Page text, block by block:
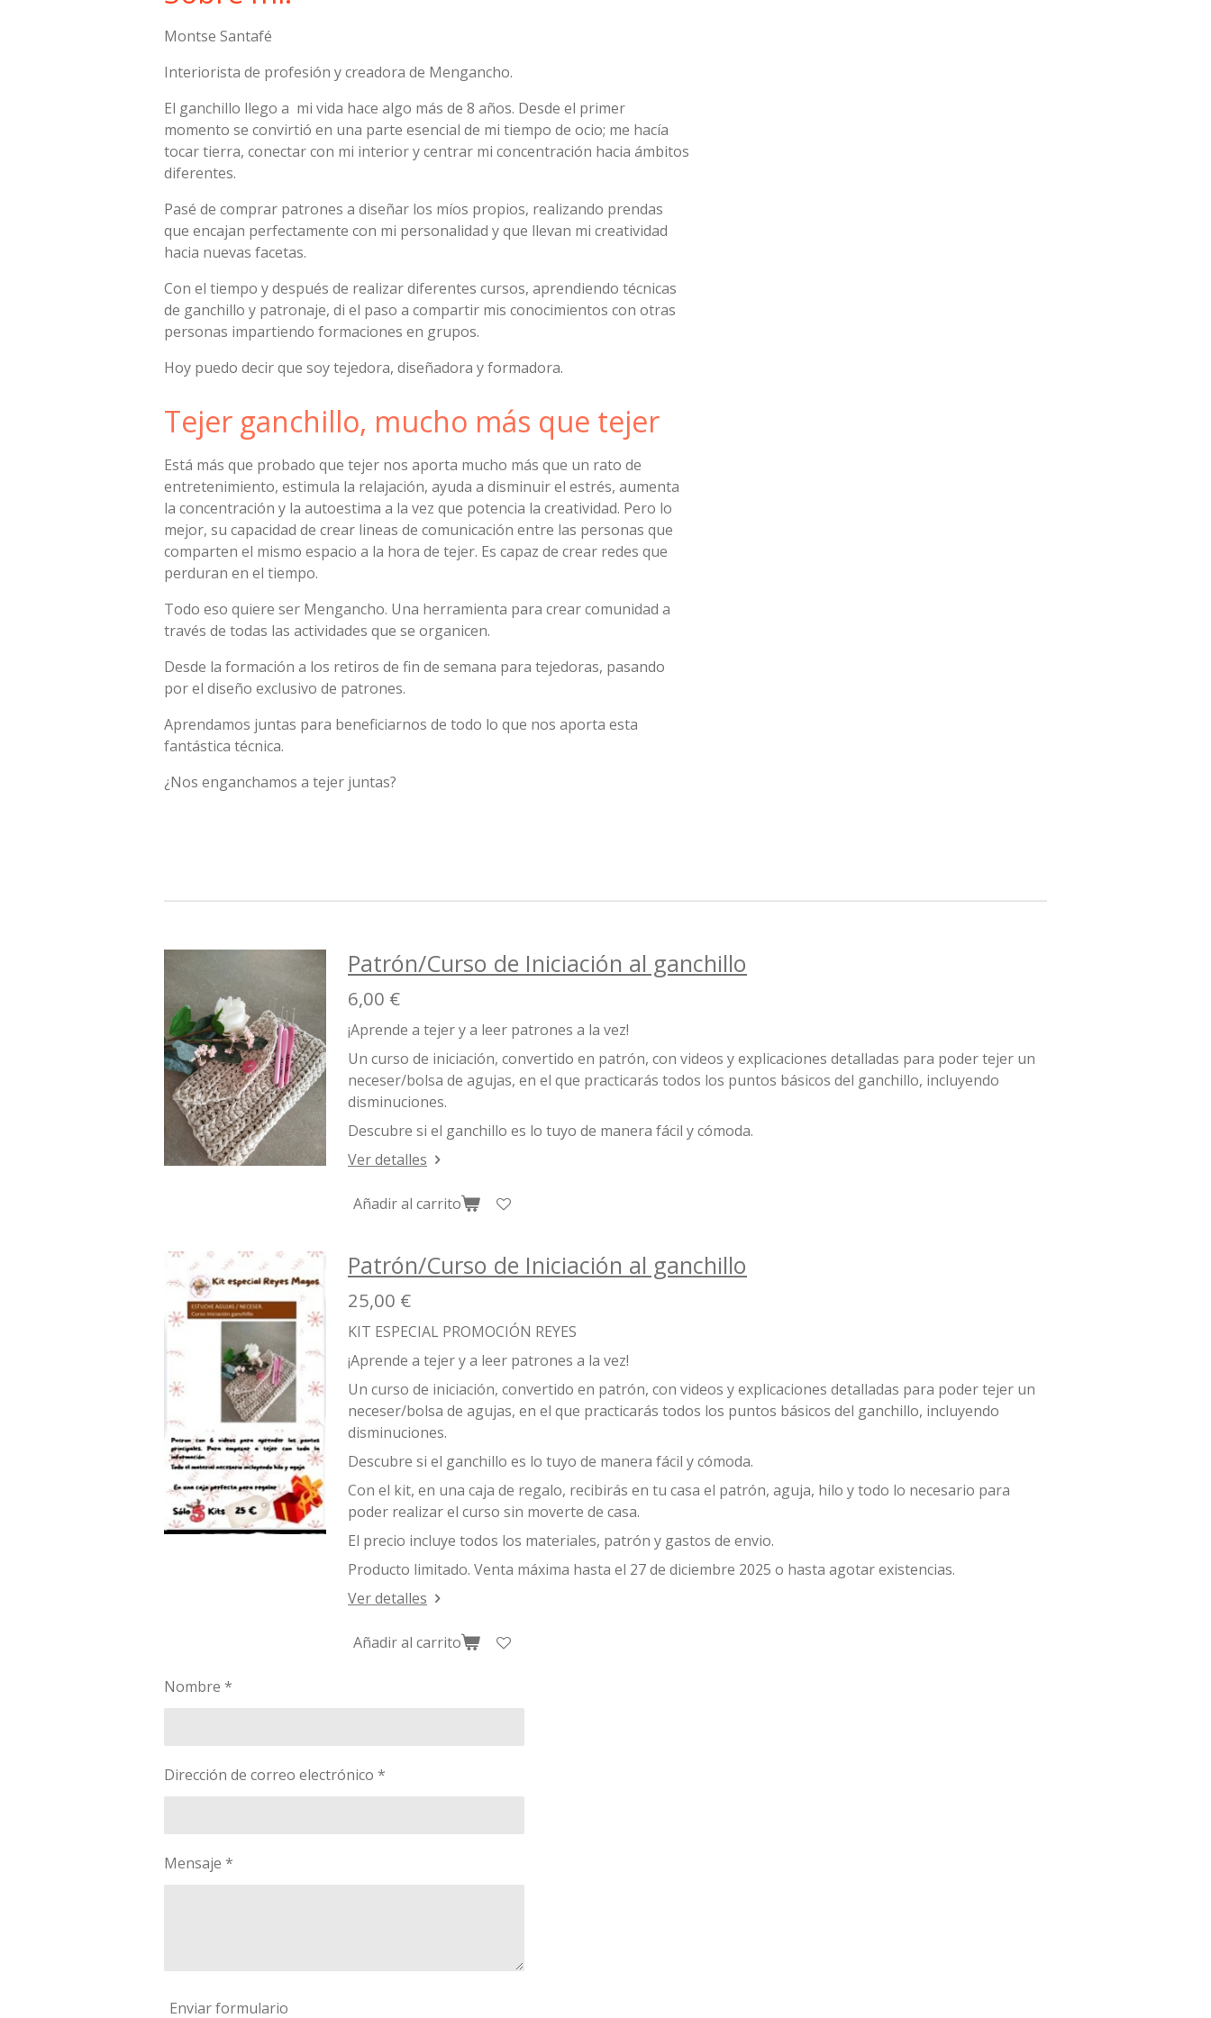
o
k
e
s
a
p
Montse Santafé
Interiorista de profesión y creadora de Mengancho.
El ganchillo llego a mi vida hace algo más de 8 años. Desde el primer
momento se convirtió en una parte esencial de mi tiempo de ocio; me hacía
tocar tierra, conectar con mi interior y centrar mi concentración hacia ámbitos
diferentes.
Pasé de comprar patrones a diseñar los míos propios, realizando prendas
que encajan perfectamente con mi personalidad y que llevan mi creatividad
hacia nuevas facetas.
Con el tiempo y después de realizar diferentes cursos, aprendiendo técnicas
de ganchillo y patronaje, di el paso a compartir mis conocimientos con otras
personas impartiendo formaciones en grupos.
Hoy puedo decir que soy tejedora, diseñadora y formadora.
Tejer ganchillo, mucho más que tejer
Está más que probado que tejer nos aporta mucho más que un rato de
entretenimiento, estimula la relajación, ayuda a disminuir el estrés, aumenta
la concentración y la autoestima a la vez que potencia la creatividad. Pero lo
mejor, su capacidad de crear lineas de comunicación entre las personas que
comparten el mismo espacio a la hora de tejer. Es capaz de crear redes que
perduran en el tiempo.
Todo eso quiere ser Mengancho. Una herramienta para crear comunidad a
través de todas las actividades que se organicen.
Desde la formación a los retiros de fin de semana para tejedoras, pasando
por el diseño exclusivo de patrones.
Aprendamos juntas para beneficiarnos de todo lo que nos aporta esta
fantástica técnica.
¿Nos enganchamos a tejer juntas?
Patrón/Curso de Iniciación al ganchillo
6,00 €
¡Aprende a tejer y a leer patrones a la vez!
Un curso de iniciación, convertido en patrón, con videos y explicaciones detalladas para poder tejer un
neceser/bolsa de agujas, en el que practicarás todos los puntos básicos del ganchillo, incluyendo
disminuciones.
Descubre si el ganchillo es lo tuyo de manera fácil y cómoda.
Ver detalles
Añadir al carrito
Patrón/Curso de Iniciación al ganchillo
25,00 €
KIT ESPECIAL PROMOCIÓN REYES
¡Aprende a tejer y a leer patrones a la vez!
Un curso de iniciación, convertido en patrón, con videos y explicaciones detalladas para poder tejer un
neceser/bolsa de agujas, en el que practicarás todos los puntos básicos del ganchillo, incluyendo
disminuciones.
Descubre si el ganchillo es lo tuyo de manera fácil y cómoda.
Con el kit, en una caja de regalo, recibirás en tu casa el patrón, aguja, hilo y todo lo necesario para
poder realizar el curso sin moverte de casa.
El precio incluye todos los materiales, patrón y gastos de envio.
Producto limitado. Venta máxima hasta el 27 de diciembre 2025 o hasta agotar existencias.
Ver detalles
Añadir al carrito
Nombre *
Dirección de correo electrónico *
Mensaje *
Enviar formulario